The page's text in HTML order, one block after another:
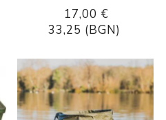
17,00 €
33,25 (BGN)